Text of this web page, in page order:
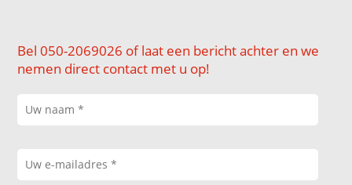
Bel 050-2069026 of laat een bericht achter en we
nemen direct contact met u op!